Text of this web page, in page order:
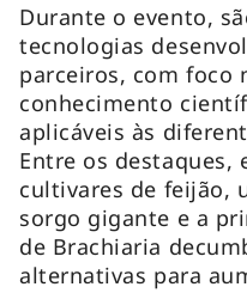
Durante o evento,
tecnologias
parceiros, com foco
conhecimento
aplicáveis às
Entre os destaques,
cultivares de feijão,
sorgo gigante e a
de Brachiaria
alternativas para